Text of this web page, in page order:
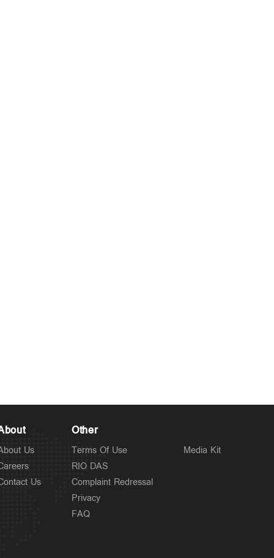
Us
Us
Other
Terms Of Use
RIO DAS
Complaint Redressal
Privacy
FAQ
Media Kit